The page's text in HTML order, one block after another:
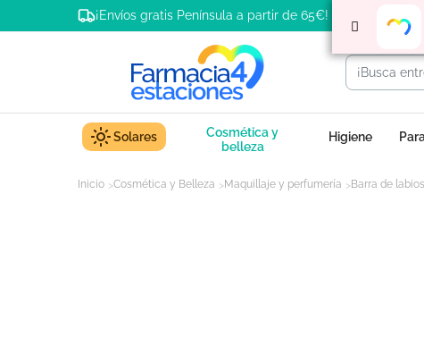
¡Envíos gratis Península a partir de 65€!
Solares
Cosmética y
belleza
Higiene
Inicio Cosmética y Belleza Maquillaje y perfumería Barra de labios